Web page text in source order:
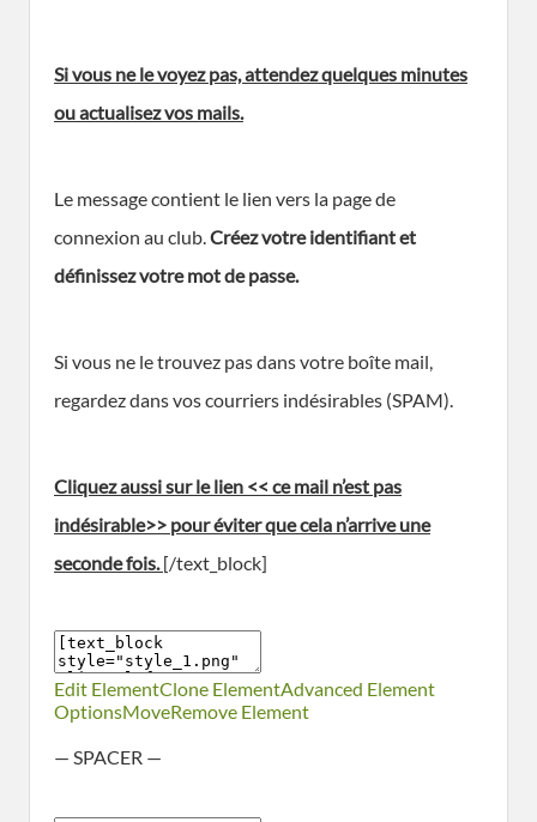
Si vous ne le voyez pas, attendez quelques minutes
ou actualisez vos mails.
Le message contient le lien vers la page de
connexion au club.Créez votre identifiant et
définissez votre mot de passe.
Si vous ne le trouvez pas dans votre boîte mail,
regardez dans vos courriers indésirables (SPAM).
Cliquez aussi sur le lien << ce mail n’est pas
indésirable>> pour éviter que cela n’arrive une
seconde fois.[/text_block]
Edit ElementClone ElementAdvanced Element
OptionsMoveRemove Element
— SPACER —